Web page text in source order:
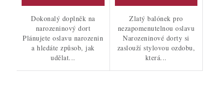
Dokonalý doplněk na
narozeninový dort
Plánujete oslavu narozenin
a hledáte způsob, jak
udělat...
Zlatý balónek pro
nezapomenutelnou oslavu
Narozeninové dorty si
zaslouží stylovou ozdobu,
která...